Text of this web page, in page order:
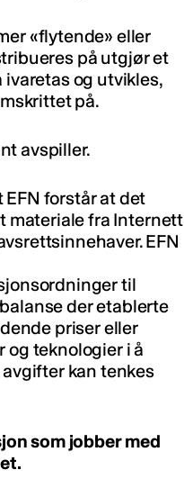
«flytende» eller
på utgjør et
og utvikles,
på.
avspiller.
forstår at det
materiale fra Internett
EFN
til
der etablerte
priser eller
og teknologier i å
kan tenkes
som jobber med